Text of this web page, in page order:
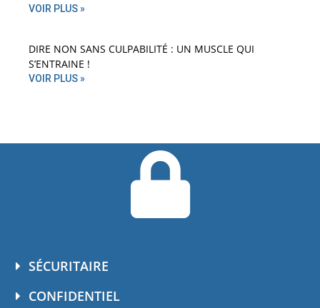
VOIR PLUS »
DIRE NON SANS CULPABILITÉ : UN MUSCLE QUI
S’ENTRAINE !
VOIR PLUS »
SÉCURITAIRE
CONFIDENTIEL